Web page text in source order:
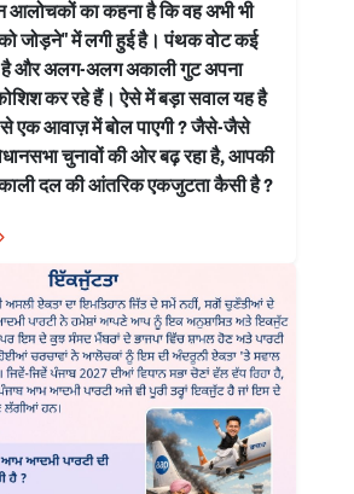
का कहना है कि वह अभी भी
जोड़ने" में लगी हुई है। पंथक वोट कई
है और अलग-अलग अकाली गुट अपना
कर रहे हैं। ऐसे में बड़ा सवाल यह है
से एक आवाज़ में बोल पाएगी ? जैसे-जैसे
चुनावों की ओर बढ़ रहा है, आपकी
दल की आंतरिक एकजुटता कैसी है ?